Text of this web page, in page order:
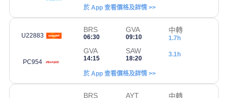
於 App 查看價格及詳情 >>
U22883
BRS
06:30
GVA
09:10
中轉
1.7h
PC954
GVA
14:15
SAW
18:20
3.1h
於 App 查看價格及詳情 >>
BRS AYT 中轉